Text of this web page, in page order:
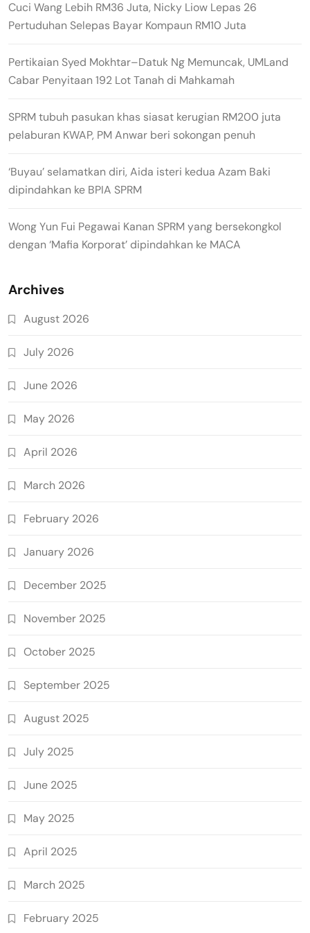
Cuci Wang Lebih RM36 Juta, Nicky Liow Lepas 26
Pertuduhan Selepas Bayar Kompaun RM10 Juta
Pertikaian Syed Mokhtar–Datuk Ng Memuncak, UMLand
Cabar Penyitaan 192 Lot Tanah di Mahkamah
SPRM tubuh pasukan khas siasat kerugian RM200 juta
pelaburan KWAP, PM Anwar beri sokongan penuh
‘Buyau’ selamatkan diri, Aida isteri kedua Azam Baki
dipindahkan ke BPIA SPRM
Wong Yun Fui Pegawai Kanan SPRM yang bersekongkol
dengan ‘Mafia Korporat’ dipindahkan ke MACA
Archives
August 2026
July 2026
June 2026
May 2026
April 2026
March 2026
February 2026
January 2026
December 2025
November 2025
October 2025
September 2025
August 2025
July 2025
June 2025
May 2025
April 2025
March 2025
February 2025